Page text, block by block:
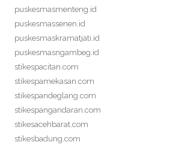
puskesmasmenteng.id
puskesmassenen.id
puskesmaskramatjati.id
puskesmasngambeg.id
stikespacitan.com
stikespamekasan.com
stikespandeglang.com
stikespangandaran.com
stikesacehbarat.com
stikesbadung.com